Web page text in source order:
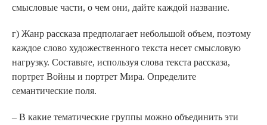
смысловые части, о чем они, дайте каждой название.
г) Жанр рассказа предполагает небольшой объем, поэтому
каждое слово художественного текста несет смысловую
нагрузку. Составьте, используя слова текста рассказа,
портрет Войны и портрет Мира. Определите
семантические поля.
– В какие тематические группы можно объединить эти